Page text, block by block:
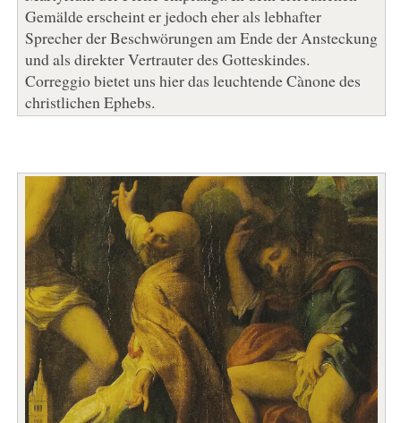
Gemälde erscheint er jedoch eher als lebhafter
Sprecher der Beschwörungen am Ende der Ansteckung
und als direkter Vertrauter des Gotteskindes.
Correggio bietet uns hier das leuchtende Cànone des
christlichen Ephebs.